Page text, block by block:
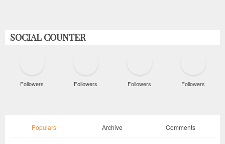
SOCIAL COUNTER
Followers Followers Followers Followers
Populars Archive Comments